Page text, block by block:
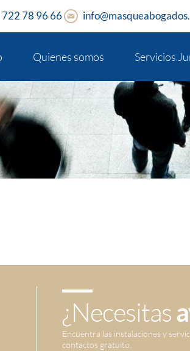
722 78 96 66
Quienes somos Servicios
¿Necesitas
Encuentra las instalaciones y
contactos gratuito.